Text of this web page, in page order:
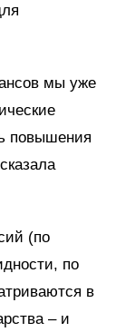
мы уже
повышения
(по
по
в
– и